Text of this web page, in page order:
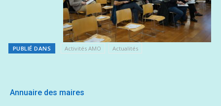
PUBLIÉ DANS Activités AMO Actualités
Annuaire des maires